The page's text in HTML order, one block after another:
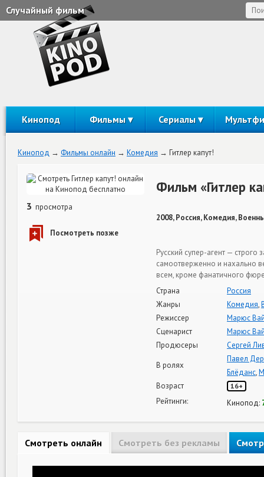
Случайный фильм
Кинопод Фильмы Сериалы
Кинопод Фильмы онлайн Комедия Гитлер капут!
3 просмотра
Фильм «Гитлер
2008, Россия, Комедия,
Русский супер-агент —
самоотверженно и нахально
всем, кроме фанатичного
Страна
Россия
Жанры
Комедия,
Режиссер
Марюс
Сценарист
Марюс
Продюсеры
Сергей
В ролях
Павел
Блёданс,
Возраст
16+
Рейтинги: Кинопод:
Смотреть онлайн Смотреть без рекламы